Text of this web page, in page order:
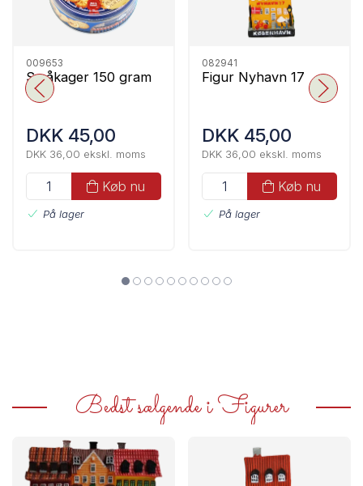
009653
Småkager 150 gram
DKK 45,00
DKK 36,00 ekskl. moms
Køb nu
På lager
082941
Figur Nyhavn 17
DKK 45,00
DKK 36,00 ekskl. moms
Køb nu
På lager
Bedst sælgende i Figurer